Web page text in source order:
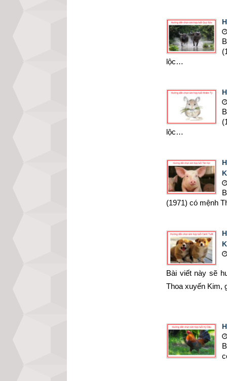
lộc…
lộc…
(1971) có mệnh
Bài viết này sẽ
Thoa xuyến Kim,